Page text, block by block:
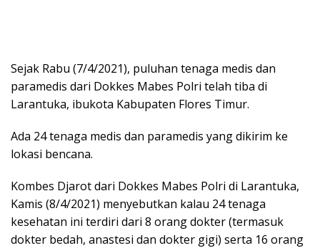
Sejak Rabu (7/4/2021), puluhan tenaga medis dan
paramedis dari Dokkes Mabes Polri telah tiba di
Larantuka, ibukota Kabupaten Flores Timur.
Ada 24 tenaga medis dan paramedis yang dikirim ke
lokasi bencana.
Kombes Djarot dari Dokkes Mabes Polri di Larantuka,
Kamis (8/4/2021) menyebutkan kalau 24 tenaga
kesehatan ini terdiri dari 8 orang dokter (termasuk
dokter bedah, anastesi dan dokter gigi) serta 16 orang